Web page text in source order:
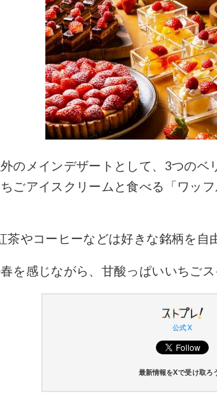
のメインデザートとして、3つの
ごアイスクリームと食べる「ワッ
茶やコーヒーなどは好きな銘柄を自
を感じながら、甘酸っぱいいちごス
公式 X
最新情報をXで受け取ろ